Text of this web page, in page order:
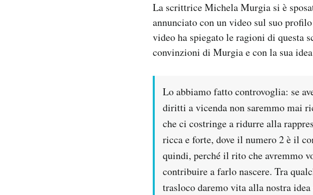
La scrittrice Michela Murgia si è
annunciato con un video sul suo
video ha spiegato le ragioni di questa
convinzioni di Murgia e con la sua
Lo abbiamo fatto controvoglia: se
diritti a vicenda non saremmo mai
che ci costringe a ridurre alla
ricca e forte, dove il numero 2 è il
quindi, perché il rito che avremmo
contribuire a farlo nascere. Tra
trasloco daremo vita alla nostra